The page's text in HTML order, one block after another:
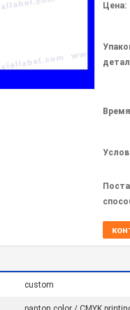
Цена:
custom